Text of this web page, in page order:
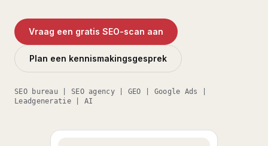
Vraag een gratis SEO-scan aan
Plan een kennismakingsgesprek
SEO bureau | SEO agency | GEO | Google Ads |
Leadgeneratie | AI